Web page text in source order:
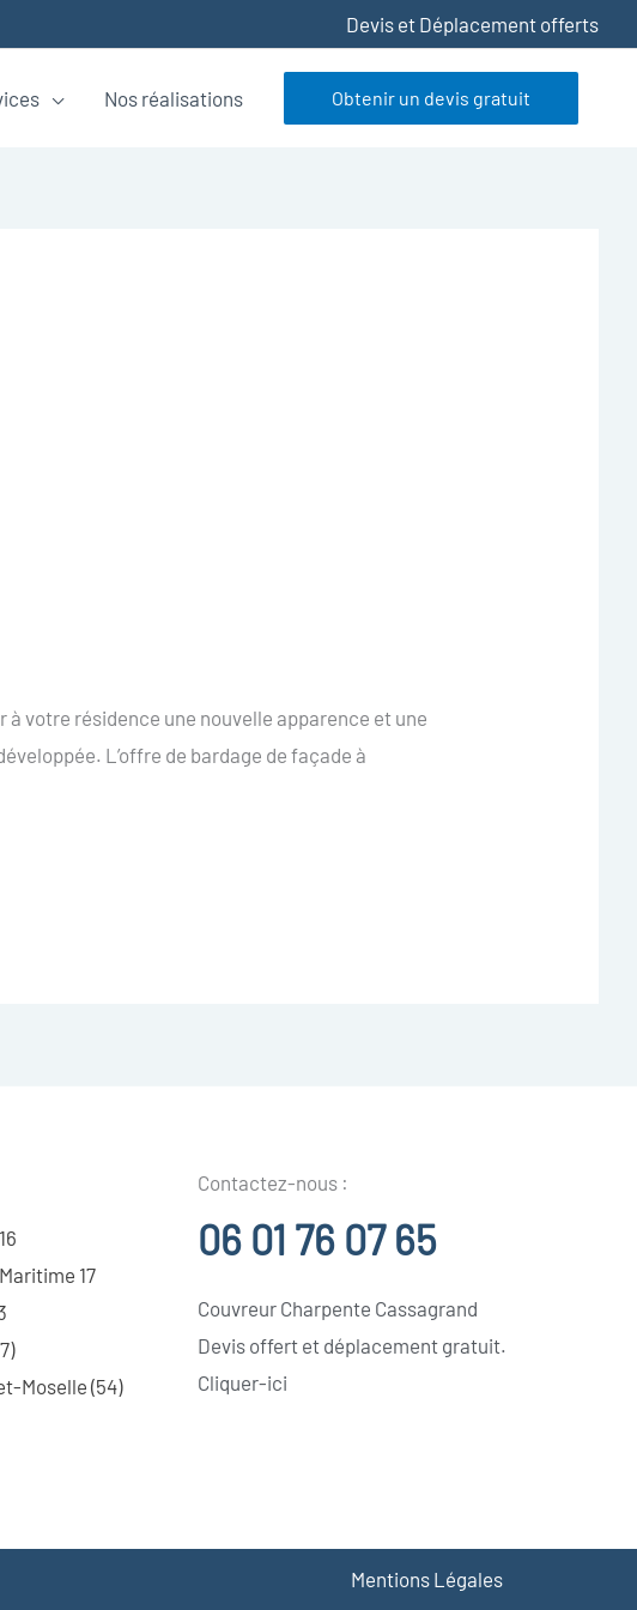
Devis et Déplacement offerts
Nos réalisations Obtenir un devis gratuit
votre résidence une nouvelle apparence et une
L’offre de bardage de façade à
17
Moselle (54)
Contactez-nous :
06 01 76 07 65
Couvreur Charpente Cassagrand
Devis offert et déplacement gratuit.
Cliquer-ici
Mentions Légales